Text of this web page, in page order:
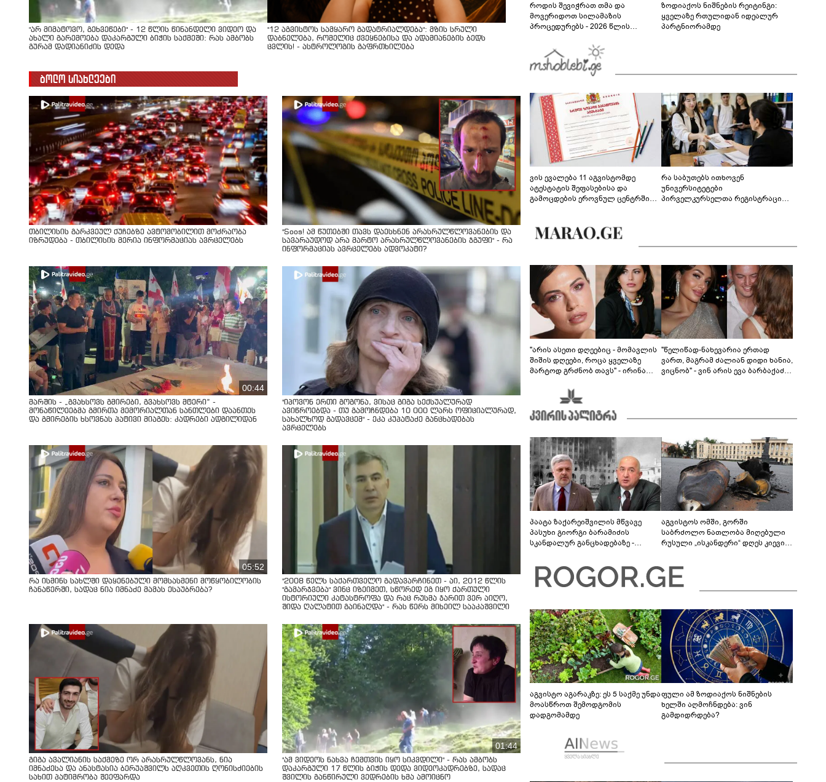
"არ მიმატოვო, გეხვეწები" - 12 წლის წინანდელი ვიდეო და
ახალი გარემოება დაკარგული ბიჭის საქმეში: რას ამბობს
გურამ დადიანიძის დედა
"12 აგვისტოს სამყარო გადატრიალდება": მზის სრული
დაბნელება, რომელიც ქვეყნებისა და ადამიანების ბედს
ცვლის! - ასტროლოგის გაფრთხილება
ბოლო სიახლეები
თბილისის გარკვეულ ქუჩებზე ავტომობილით მოძრაობა
იზრუდება - თბილისის მერია ინფორმაციას ავრცელებს
"Soos! ამ წუთებში თავს დაესხნენ არასრულწლოვანების და
სავარაუდოდ არა მარტო არასრულწლოვანების ჯგუფი" - რა
ინფორმაციას ავრცელებს ადვოკატი?
00:44
მარშის - „გვახსოვს გმირები, გვახსოვს მტერი” -
მონაწილეებმა გმირთა მემორიალთან სანთლები დაანთეს
და გმირების ხსოვნას პატივი მიაგეს: კადრები ადგილიდან
"იპოვონ ერთი გოგონა, ვისაც გიგა სექსუალურად
ავიწროებდა - თუ გამოჩნდება 10 000 ლარს ოფიციალურად,
სახალხოდ გადავცემ" - ეკა კუპატაძე განცხადებას
ავრცელებს
05:52
რა ისმინს სახლში დაყენებული მომსასმენი მოწყობილობის
ჩანაწერში, სადაც ნია იმნაძე მამას ესაუბრება?
"2008 წელს საქართველო გადავარჩინეთ - აი, 2012 წლის
"გამარჯვება" ვინც იზეიმეთ, სწორედ ეგ იყო ქართული
ისტორიული კატასტროფა და რაც რუსმა ჯარით ვერ აიღო,
შიდა ღალატით გაინაღდა" - რას წერს მიხეილ სააკაშვილი
გიგა ავალიანის საქმეზე ორ არასრულწლოვანს, ნია
იმნაძესა და ანასტასია ბერუაშვილს აღკვეთის ღონისძიების
სახით პატიმრობა შეეფარდა
01:44
"ამ ვიდეოს ნახვა ჩემთვის იყო სიკვდილი" - რას ამბობს
დაკარგული 17 წლის ბიჭის დედა ვიდეოკადრებზე, სადაც
შვილის განწირული ვედრების ხმა ამოიცნო
როდის შევიჭრათ თმა და
მოვერიდოთ სილამაზის
პროცედურებს - 2026 წლის
გზამკვლევი
ზოდიაქოს ნიშნების რეიტინგი:
ყველაზე რთულიდან იდეალურ
პარტნიორამდე
ვის ევალება 11 აგვისტომდე
ატესტატის შეფასებისა და
გამოცდების ეროვნულ ცენტრში
რა საბუთებს ითხოვენ
უნივერსიტეტები
პირველკურსელთა რეგისტრაციის
"არის ასეთი დღეებიც - მომავლის
შიშის დღეები, როცა ყველაზე
მარტოდ გრძნობ თავს" - ირინა
"წელიწად-ნახევარია ერთად
ვართ, მაგრამ ძალიან დიდი ხანია,
ვიცნობ" - ვინ არის ევა ბარბაქაძის
პაატა ზაქარეიშვილის მწვავე
პასუხი გიორგი ბარამიძის
სკანდალურ განცხადებაზე -
გადმოვასვენე... ბარამიძე კი
ტყუის"
აგვისტოს ომში, გორში
საბრძოლო ნათლობა მიღებული
რუსული „ისკანდერი“ დღეს კიევის
აგვისტო აგარაკზე: ეს 5 საქმე უნდა
მოასწროთ შემოდგომის
დადგომამდე
ფული ამ ზოდიაქოს ნიშნების
ხელში აღმოჩნდება: ვინ
გამდიდრდება?